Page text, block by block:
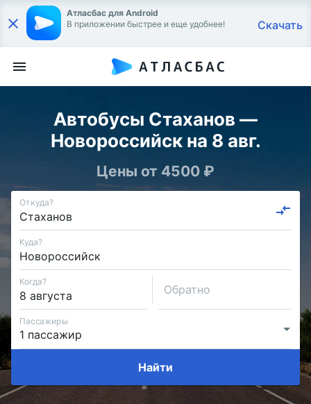
Атласбас для Android
В приложении быстрее и еще удобнее!
Скачать
Автобусы Стаханов —
Новороссийск на 8 авг.
Цены от 4500 ₽
Откуда?
Куда?
Когда?
Обратно
Пассажиры
Найти